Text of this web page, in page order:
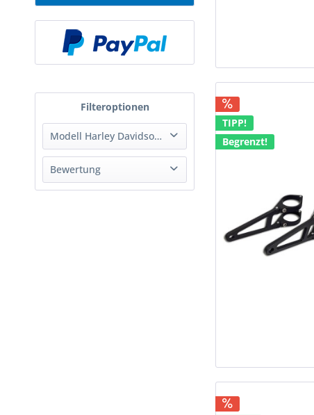
Modell Harley Davidson®
XLCH 883 900 1000
XLH 900 1000
Bewertung
TIPP!
Begrenzt!